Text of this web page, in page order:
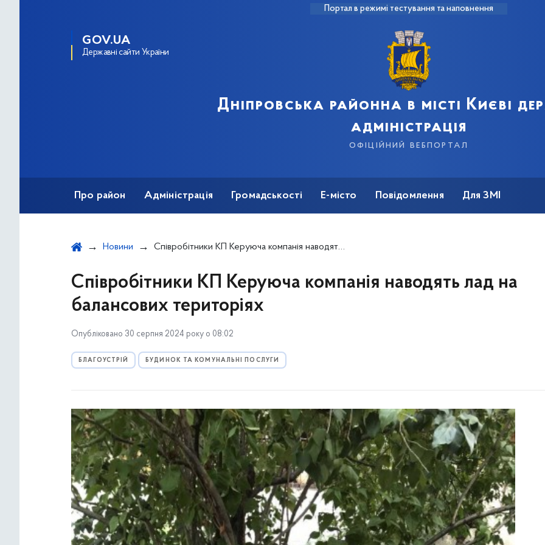
Портал в режимі тестування та наповнення
GOV.UA
Державні сайти України
Дніпровська районна в місті Києві
адміністрація
офіційний вебпортал
Про район Адміністрація Громадськості Е-місто Повідомлення Для ЗМІ
Новини Співробітники КП Керуюча компанія наводять лад на балансових територіях
Співробітники КП Керуюча компанія наводять лад на
балансових територіях
Опубліковано 30 серпня 2024 року о 08:02
БЛАГОУСТРІЙ БУДИНОК ТА КОМУНАЛЬНІ ПОСЛУГИ